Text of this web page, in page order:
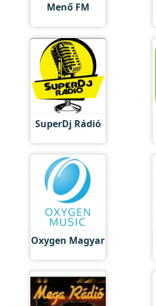
Menő FM
SuperDj Rádió
Oxygen Magyar